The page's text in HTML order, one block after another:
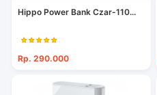
Hippo Power Bank Czar-110...
Rp. 290.000